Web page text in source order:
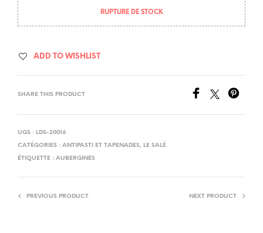
RUPTURE DE STOCK
ADD TO WISHLIST
SHARE THIS PRODUCT
UGS : LDS-20016
CATÉGORIES : ANTIPASTI ET TAPENADES, LE SALÉ
ÉTIQUETTE : AUBERGINES
PREVIOUS PRODUCT NEXT PRODUCT